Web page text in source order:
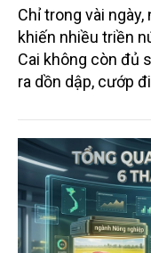
Chỉ trong vài
khiến nhiều triền
Cai không còn đủ
ra dồn dập, cướp
trống khó lấp đầy
hơn 255 tỷ đồng
số, mà còn là lời
tai cực đoan trong
cách tiếp cận mới